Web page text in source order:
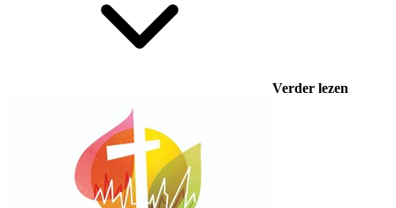
Verder lezen